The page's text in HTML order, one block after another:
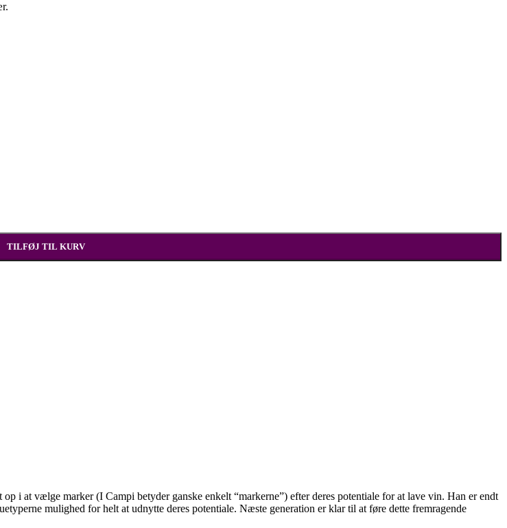
TILFØJ TIL KURV
i at vælge marker (I Campi betyder ganske enkelt “markerne”) efter deres potentiale for at lave vin. Han er endt
mulighed for helt at udnytte deres potentiale. Næste generation er klar til at føre dette fremragende